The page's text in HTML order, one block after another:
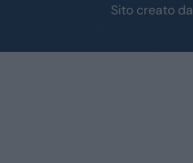
Sito creato da